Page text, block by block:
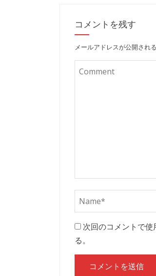
コメントを残す
メールアドレスが公開され
次回のコメントで
る。